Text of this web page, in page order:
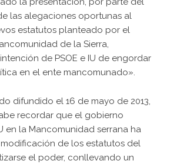
las alegaciones oportunas al
estatutos planteado por el
de la Sierra,
de PSOE e IU de engordar
en el ente mancomunado».
difundido el 16 de mayo de 2013,
recordar que el gobierno
en la Mancomunidad serrana ha
de los estatutos del
el poder, conllevando un